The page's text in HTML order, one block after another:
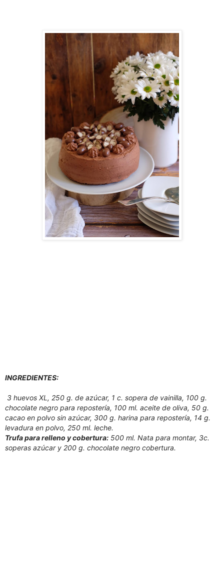
INGREDIENTES:
3 huevos XL, 250 g. de azúcar, 1 c. sopera de vainilla, 100 g.
chocolate negro para repostería, 100 ml. aceite de oliva, 50 g.
cacao en polvo sin azúcar, 300 g. harina para repostería, 14 g.
levadura en polvo, 250 ml. leche.
Trufa para relleno y cobertura: 500 ml. Nata para montar, 3c.
soperas azúcar y 200 g. chocolate negro cobertura.